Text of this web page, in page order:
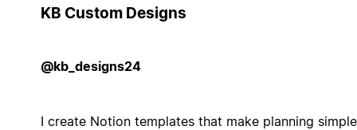
KB Custom Designs
@kb_designs24
I create Notion templates that make planning